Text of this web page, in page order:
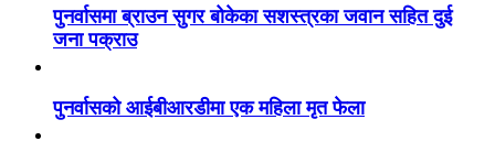
पुनर्वासमा ब्राउन सुगर बोकेका सशस्त्रका जवान सहित दुई
जना पक्राउ
पुनर्वासको आईबीआरडीमा एक महिला मृत फेला